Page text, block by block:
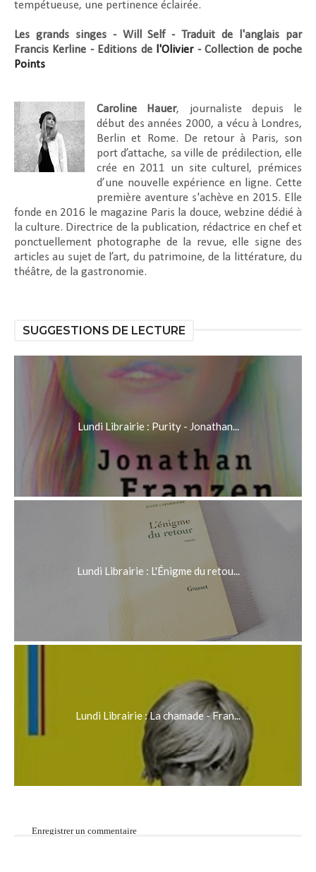
tempétueuse, une pertinence éclairée.
Les grands singes - Will Self - Traduit de l'anglais par
Francis Kerline - Editions de l'Olivier- Collection de poche
Points
Caroline Hauer, journaliste depuis le
début des années 2000, a vécu à Londres,
Berlin et Rome. De retour à Paris, son
port d’attache, sa ville de prédilection, elle
crée en 2011 un site culturel, prémices
d’une nouvelle expérience en ligne. Cette
première aventure s'achève en 2015. Elle
fonde en 2016 le magazine Paris la douce, webzine dédié à
la culture. Directrice de la publication, rédactrice en chef et
ponctuellement photographe de la revue, elle signe des
articles au sujet de l’art, du patrimoine, de la littérature, du
théâtre, de la gastronomie.
SUGGESTIONS DE LECTURE
Lundi Librairie : Purity - Jonathan...
Lundi Librairie : L'Énigme du retou...
Lundi Librairie : La chamade - Fran...
Enregistrer un commentaire